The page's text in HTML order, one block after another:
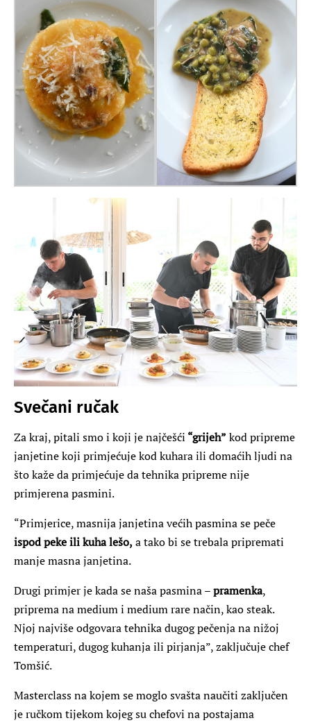
Svečani ručak
Za kraj, pitali smo i koji je najčešći “grijeh” kod pripreme
janjetine koji primjećuje kod kuhara ili domaćih ljudi na
što kaže da primjećuje da tehnika pripreme nije
primjerena pasmini.
“Primjerice, masnija janjetina većih pasmina se peče
ispod peke ili kuha lešo, a tako bi se trebala pripremati
manje masna janjetina.
Drugi primjer je kada se naša pasmina –pramenka,
priprema na medium i medium rare način, kao steak.
Njoj najviše odgovara tehnika dugog pečenja na nižoj
temperaturi, dugog kuhanja ili pirjanja”, zaključuje chef
Tomšić.
Masterclass na kojem se moglo svašta naučiti zaključen
je ručkom tijekom kojeg su chefovi na postajama